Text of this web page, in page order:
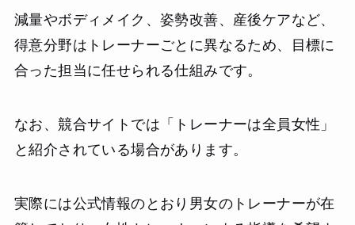
減量やボディメイク、姿勢改善、産後ケアなど、
得意分野はトレーナーごとに異なるため、目標に
合った担当に任せられる仕組みです。
なお、競合サイトでは「トレーナーは全員女性」
と紹介されている場合があります。
実際には公式情報のとおり男女のトレーナーが在